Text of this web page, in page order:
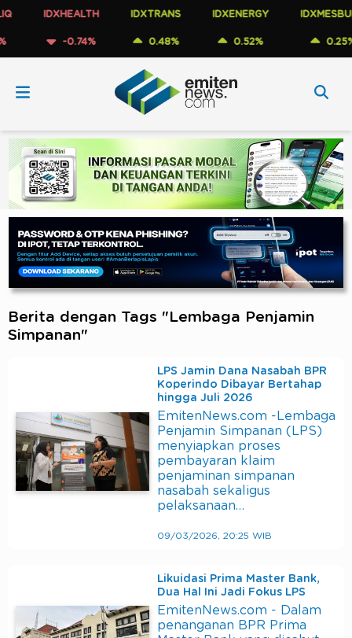
IDXHEALTH
-0.74%
IDXTRANS
0.48%
IDXENERGY
0.52%
IDXMESBUMN
0.25%
Berita dengan Tags "Lembaga Penjamin
Simpanan"
LPS Jamin Dana Nasabah BPR
Koperindo Dibayar Bertahap
hingga Juli 2026
EmitenNews.com -Lembaga
Penjamin Simpanan (LPS)
menyiapkan proses
pembayaran klaim
penjaminan simpanan
nasabah sekaligus
pelaksanaan…
09/03/2026, 20:25 WIB
Likuidasi Prima Master Bank,
Dua Hal Ini Jadi Fokus LPS
EmitenNews.com - Dalam
penanganan BPR Prima